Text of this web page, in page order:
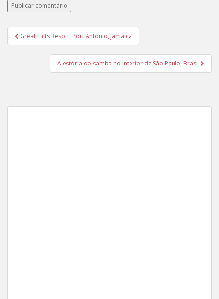
Navegação
de
Great Huts Resort, Port Antonio, Jamaica
A estória do samba no interior de São Paulo, Brasil